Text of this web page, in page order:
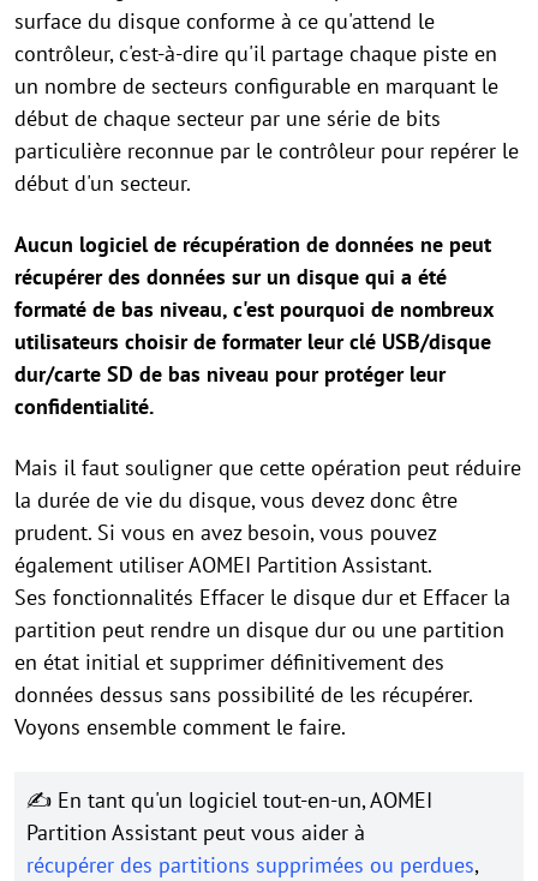
surface du disque conforme à ce qu'attend le
contrôleur, c'est-à-dire qu'il partage chaque piste en
un nombre de secteurs configurable en marquant le
début de chaque secteur par une série de bits
particulière reconnue par le contrôleur pour repérer le
début d'un secteur.
Aucun logiciel de récupération de données ne peut
récupérer des données sur un disque qui a été
formaté de bas niveau, c'est pourquoi de nombreux
utilisateurs choisir de formater leur clé USB/disque
dur/carte SD de bas niveau pour protéger leur
confidentialité.
Mais il faut souligner que cette opération peut réduire
la durée de vie du disque, vous devez donc être
prudent. Si vous en avez besoin, vous pouvez
également utiliser AOMEI Partition Assistant.
Ses fonctionnalités Effacer le disque dur et Effacer la
partition peut rendre un disque dur ou une partition
en état initial et supprimer définitivement des
données dessus sans possibilité de les récupérer.
Voyons ensemble comment le faire.
✍ En tant qu'un logiciel tout-en-un, AOMEI
Partition Assistant peut vous aider à
récupérer des partitions supprimées ou perdues,